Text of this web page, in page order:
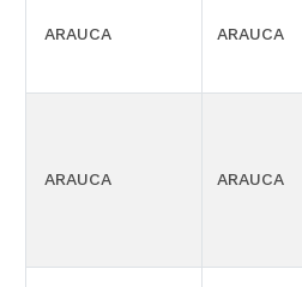
ARAUCA ARAUCA
ARAUCA ARAUCA